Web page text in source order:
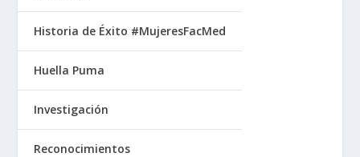
Historia de Éxito #MujeresFacMed
Huella Puma
Investigación
Reconocimientos